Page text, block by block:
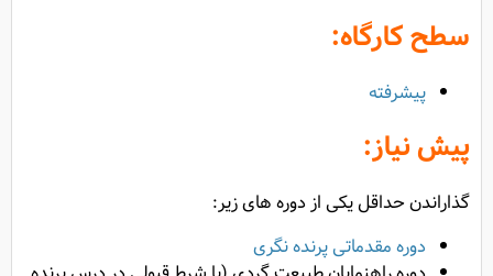
سطح کارگاه:
پیشرفته
پیش نیاز:
گذاراندن حداقل یکی از دوره های زیر:
دوره مقدماتی پرنده نگری